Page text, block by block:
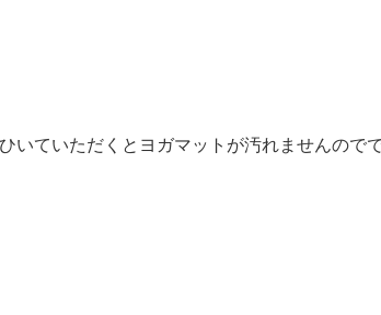
いていただくとヨガマットが汚れませんので